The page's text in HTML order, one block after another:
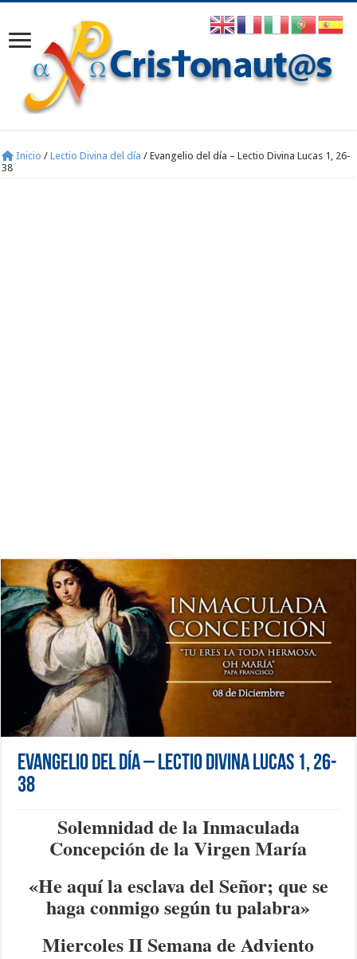
Inicio / Lectio Divina del día / Evangelio del día – Lectio Divina Lucas 1, 26-
38
Evangelio del día – Lectio Divina Lucas 1, 26-
38
Solemnidad de la Inmaculada
Concepción de la Virgen María
«He aquí la esclava del Señor; que se
haga conmigo según tu palabra»
Miercoles II Semana de Adviento